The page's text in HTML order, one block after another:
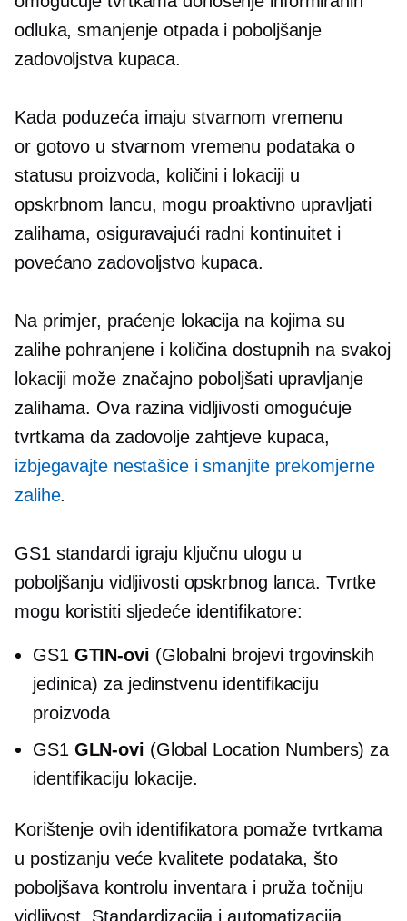
odluka, smanjenje otpada i poboljšanje
zadovoljstva kupaca.
Kada poduzeća imaju stvarnom vremenu
or gotovo u stvarnom vremenu podataka o
statusu proizvoda, količini i lokaciji u
opskrbnom lancu, mogu proaktivno upravljati
zalihama, osiguravajući radni kontinuitet i
povećano zadovoljstvo kupaca.
Na primjer, praćenje lokacija na kojima su
zalihe pohranjene i količina dostupnih na svakoj
lokaciji može značajno poboljšati upravljanje
zalihama. Ova razina vidljivosti omogućuje
tvrtkama da zadovolje zahtjeve kupaca,
izbjegavajte nestašice i smanjite prekomjerne
zalihe.
GS1 standardi igraju ključnu ulogu u
poboljšanju vidljivosti opskrbnog lanca. Tvrtke
mogu koristiti sljedeće identifikatore:
GS1 GTIN-ovi (Globalni brojevi trgovinskih
jedinica) za jedinstvenu identifikaciju
proizvoda
GS1 GLN-ovi (Global Location Numbers) za
identifikaciju lokacije.
Korištenje ovih identifikatora pomaže tvrtkama
u postizanju veće kvalitete podataka, što
poboljšava kontrolu inventara i pruža točniju
vidljivost. Standardizacija i automatizacija